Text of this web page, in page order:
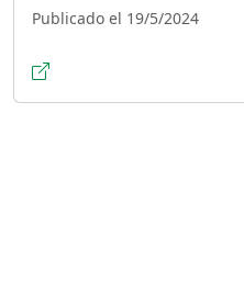
Publicado el 19/5/2024